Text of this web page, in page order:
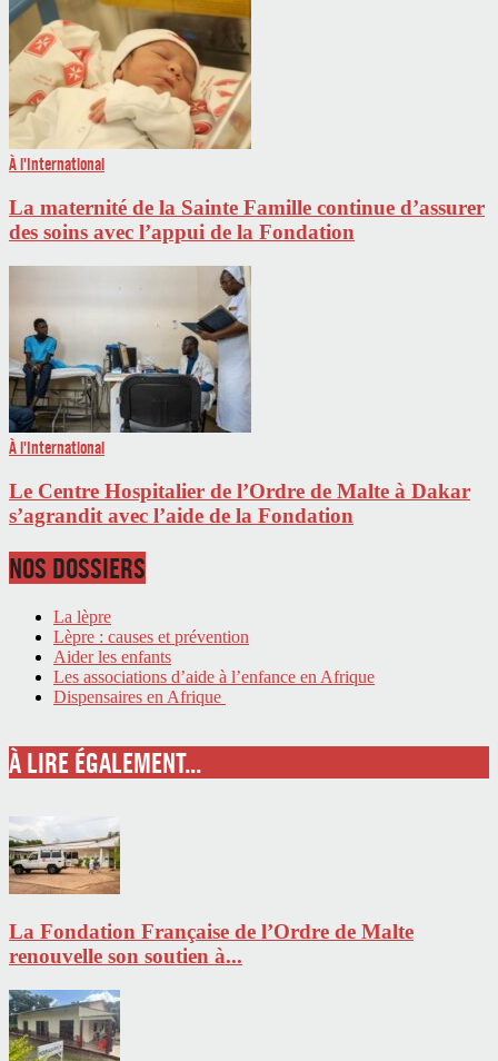
À l'International
La maternité de la Sainte Famille continue d’assurer
des soins avec l’appui de la Fondation
À l'International
Le Centre Hospitalier de l’Ordre de Malte à Dakar
s’agrandit avec l’aide de la Fondation
NOS DOSSIERS
La lèpre
Lèpre : causes et prévention
Aider les enfants
Les associations d’aide à l’enfance en Afrique
Dispensaires en Afrique
À LIRE ÉGALEMENT...
La Fondation Française de l’Ordre de Malte
renouvelle son soutien à...